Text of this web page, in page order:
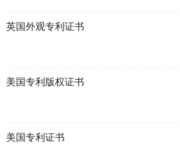
英国外观专利证书
美国专利版权证书
美国专利证书